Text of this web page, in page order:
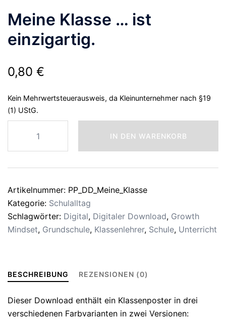
Meine Klasse … ist
einzigartig.
0,80 €
Kein Mehrwertsteuerausweis, da Kleinunternehmer nach §19
(1) UStG.
...
ist
Menge
IN DEN WARENKORB
Artikelnummer: PP_DD_Meine_Klasse
Kategorie: Schulalltag
Schlagwörter: Digital, Digitaler Download, Growth
Mindset, Grundschule, Klassenlehrer, Schule, Unterricht
BESCHREIBUNG REZENSIONEN (0)
Dieser Download enthält ein Klassenposter in drei
verschiedenen Farbvarianten in zwei Versionen: